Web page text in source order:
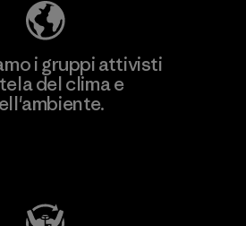
i gruppi attivisti
del clima e